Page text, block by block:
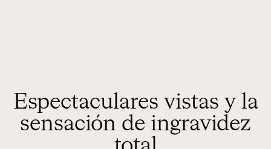
Espectaculares vistas y la
sensación de ingravidez